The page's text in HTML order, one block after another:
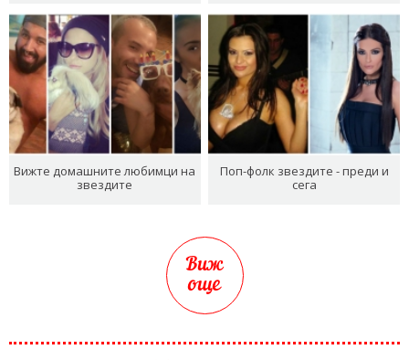
Вижте домашните любимци на
звездите
Поп-фолк звездите - преди и
сега
Виж
още